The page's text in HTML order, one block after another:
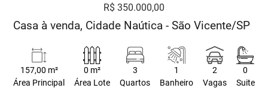
R$ 350.000,00
Casa à venda, Cidade Naútica - São Vicente/SP
157,00 m²
Área Principal
0 m²
Área Lote
3
Quartos
1
Banheiro
2
Vagas
0
Suite